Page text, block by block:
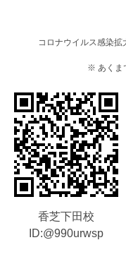
コロナウイルス感染
※ あくま
香芝下田校
ID:@990urwsp